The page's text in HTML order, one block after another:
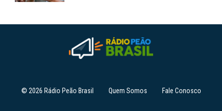
© 2026 Rádio Peão Brasil Quem Somos Fale Conosco